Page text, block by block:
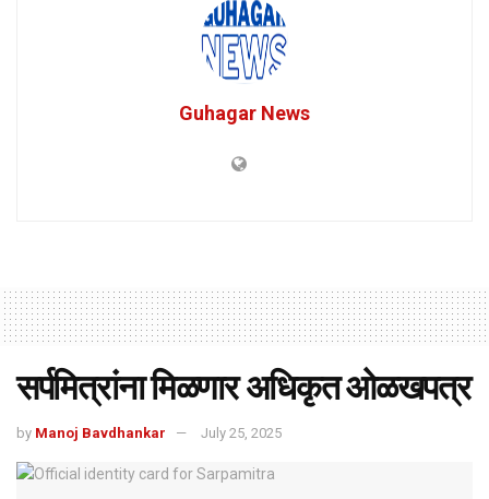
Guhagar News
सर्पमित्रांना मिळणार अधिकृत ओळखपत्र
by Manoj Bavdhankar July 25, 2025